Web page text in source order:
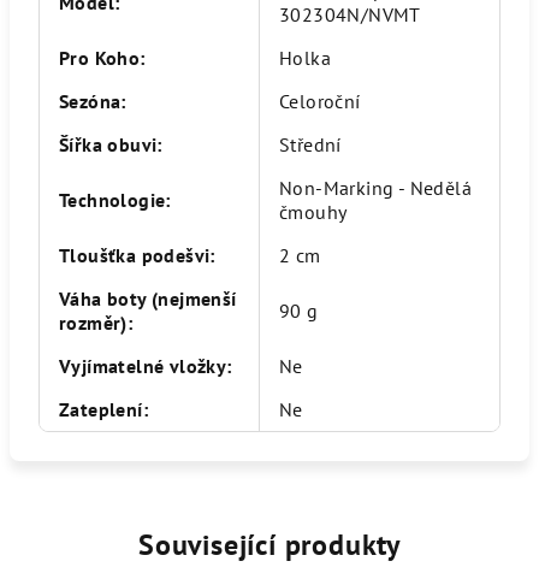
302304N/NVMT
Pro Koho:
Holka
Sezóna:
Celoroční
Šířka obuvi: Střední
Technologie:
Non-Marking - Nedělá
čmouhy
Tloušťka podešvi:
2 cm
Váha boty (nejmenší
rozměr): 90 g
Vyjímatelné vložky:
Ne
Zateplení: Ne
Související produkty